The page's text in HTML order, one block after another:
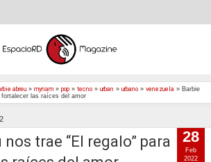
abreu » myriam » pop » tecno » urban » urbano » venezuela » Barbie
fortalecer las raíces del amor
nos trae “El regalo” para
28
Feb
2022